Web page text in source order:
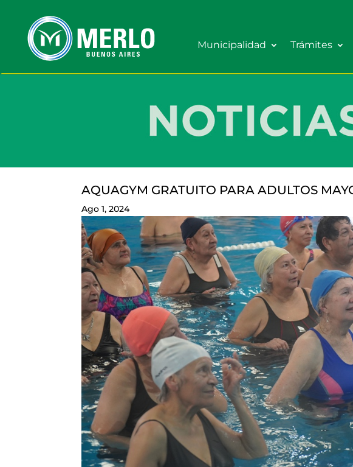
Municipalidad Trámites
AQUAGYM GRATUITO PARA ADULTOS
Ago 1, 2024